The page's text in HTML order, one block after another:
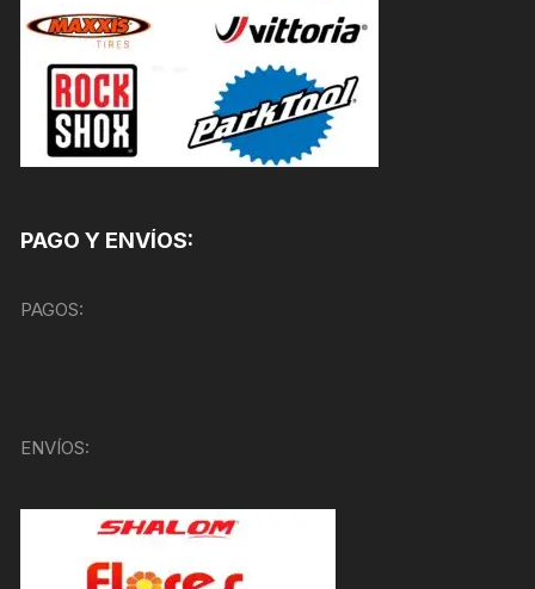
PAGO Y ENVÍOS:
PAGOS:
ENVÍOS: